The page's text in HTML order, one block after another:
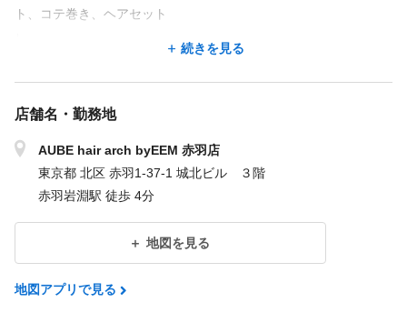
ト、コテ巻き、ヘアセット
19.5万9時間勤務(1時間休憩)＋２万円(交通費、住宅手当) カラー
知識、縮毛矯正、パーマ
↓
費、住宅手当)
レディースカット終了で10時間勤務23万円(1時間休憩1時間みな
し残業)＋２万円(交通費、住宅手当)
メンズカット終了、テスト項目全合格
ジュニアスタイリストで11時間勤務25万円(1時間休憩、2時間み
続きを見る
店舗名・勤務地
AUBE hair arch byEEM 赤羽店
東京都 北区 赤羽1-37-1 城北ビル ３階
赤羽岩淵駅 徒歩 4分
地図を見る
地図アプリで見る